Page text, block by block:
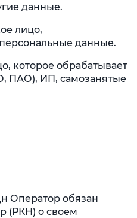
данные.
лицо,
данные.
которое обрабатывает
ПАО), ИП, самозанятые
Оператор обязан
(РКН) о своем